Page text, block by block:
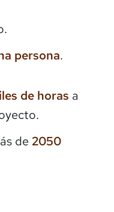
persona.
de horas a
de 2050